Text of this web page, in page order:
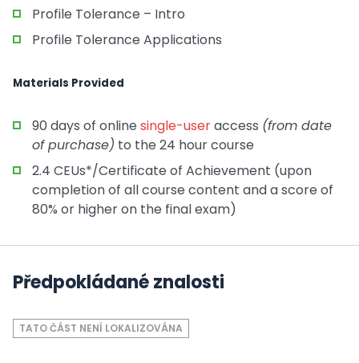
Profile Tolerance – Intro
Profile Tolerance Applications
Materials Provided
90 days of online single-useraccess (from date
of purchase) to the 24 hour course
2.4 CEUs*/Certificate of Achievement (upon
completion of all course content and a score of
80% or higher on the final exam)
Předpokládané znalosti
TATO ČÁST NENÍ LOKALIZOVÁNA